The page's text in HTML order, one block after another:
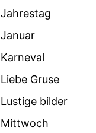
Jahrestag
Januar
Karneval
Liebe Gruse
Lustige bilder
Mittwoch